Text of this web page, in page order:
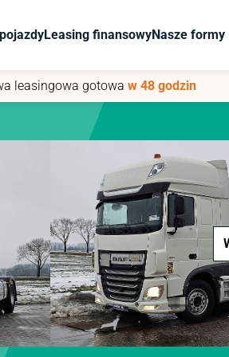
Leasing finansowyNasze formy
leasingowa gotowaw 48 godzin
Leasing finansowyNasze formy
leasingowa gotowaw 48 godzin